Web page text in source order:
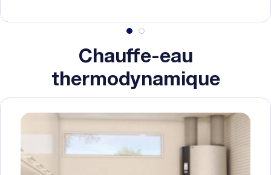
Chauffe-eau
thermodynamique